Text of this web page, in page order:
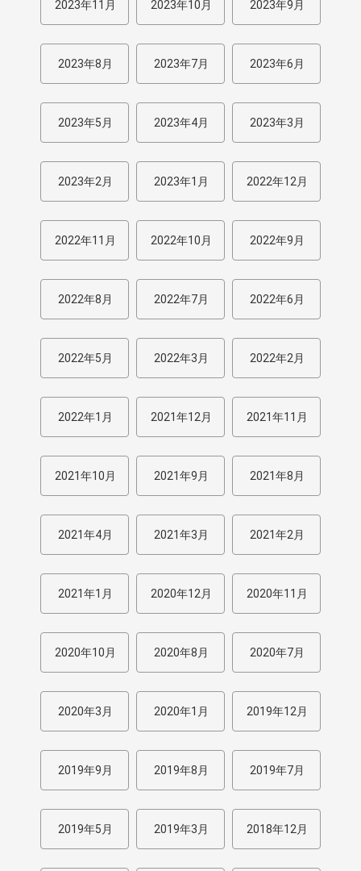
2023年11月 2023年10月 2023年9月
2023年8月 2023年7月 2023年6月
2023年5月 2023年4月 2023年3月
2023年2月 2023年1月 2022年12月
2022年11月 2022年10月 2022年9月
2022年8月 2022年7月 2022年6月
2022年5月 2022年3月 2022年2月
2022年1月 2021年12月 2021年11月
2021年10月 2021年9月 2021年8月
2021年4月 2021年3月 2021年2月
2021年1月 2020年12月 2020年11月
2020年10月 2020年8月 2020年7月
2020年3月 2020年1月 2019年12月
2019年9月 2019年8月 2019年7月
2019年5月 2019年3月 2018年12月